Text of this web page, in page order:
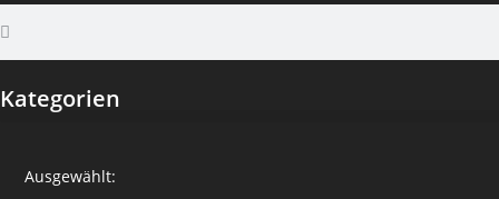
Kategorien
Ausgewählt: